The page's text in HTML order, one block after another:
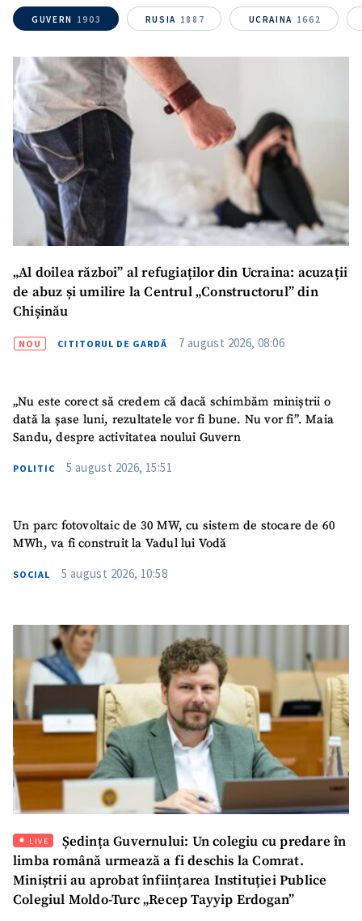
GUVERN 1903 RUSIA 1887 UCRAINA 1662
„Al doilea război” al refugiaților din Ucraina: acuzații
de abuz și umilire la Centrul „Constructorul” din
Chișinău
NOU CITITORUL DE GARDĂ 7 august 2026, 08:06
„Nu este corect să credem că dacă schimbăm miniștrii o
dată la șase luni, rezultatele vor fi bune. Nu vor fi”. Maia
Sandu, despre activitatea noului Guvern
POLITIC 5 august 2026, 15:51
Un parc fotovoltaic de 30 MW, cu sistem de stocare de 60
MWh, va fi construit la Vadul lui Vodă
SOCIAL 5 august 2026, 10:58
LIVE
Ședința Guvernului: Un colegiu cu predare în
limba română urmează a fi deschis la Comrat.
Miniștrii au aprobat înființarea Instituției Publice
Colegiul Moldo-Turc „Recep Tayyip Erdogan”